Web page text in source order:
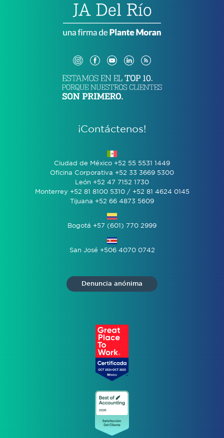
¡Contáctenos!
Ciudad de México +52 55 5531 1449
Oficina Corporativa +52 33 3669 5300
León +52 47 7152 1730
Monterrey +52 81 8100 5310 / +52 81 4624 0145
Tijuana +52 66 4873 5609
Bogotá +57 (601) 770 2999
San José +506 4070 0742
Denuncia anónima